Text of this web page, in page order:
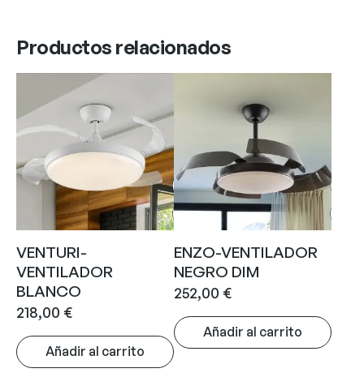
Productos relacionados
VENTURI-
VENTILADOR
BLANCO
218,00 €
Añadir al carrito
ENZO-VENTILADOR
NEGRO DIM
252,00 €
Añadir al carrito